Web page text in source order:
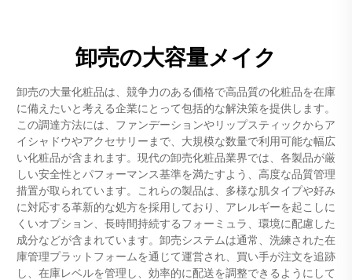
卸売の大容量メイク
卸売の大量化粧品は、競争力のある価格で高品質の化粧品を在庫
に備えたいと考える企業にとって包括的な解決策を提供します。
この調達方法には、ファンデーションやリップスティックからア
イシャドウやアクセサリーまで、大規模な数量で利用可能な幅広
い化粧品が含まれます。現代の卸売化粧品業界では、各製品が厳
しい安全性とパフォーマンス基準を満たすよう、高度な品質管理
措置が取られています。これらの製品は、多様な肌タイプや好み
に対応する革新的な処方を採用しており、アレルギーを起こしに
くいオプション、長時間持続するフォーミュラ、環境に配慮した
成分などが含まれています。卸売システムは通常、洗練された在
庫管理プラットフォームを通じて運営され、買い手が注文を追跡
し、在庫レベルを管理し、効率的に配送を調整できるようにして